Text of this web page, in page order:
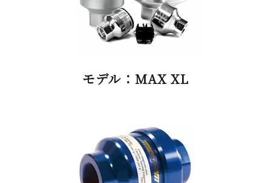
モデル：MAX XL